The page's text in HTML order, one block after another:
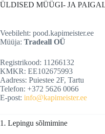
ÜLDISED MÜÜGI- JA
Veebileht: pood.kapimeister.ee
Müüja: Tradeall OÜ
Registrikood: 11266132
KMKR: EE102675993
Aadress: Puiestee 2F, Tartu
Telefon: +372 5626 0066
E-post: info@kapimeister.ee
1. Lepingu sõlmimine